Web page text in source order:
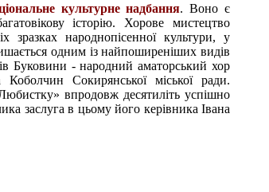
культурне надбання. Воно є
історію. Хорове мистецтво
зразках народнопісенної культури, у
одним із найпоширеніших видів
Буковини - народний аматорський хор
Сокирянської міської ради.
впродовж десятиліть успішно
заслуга в цьому його керівника Івана